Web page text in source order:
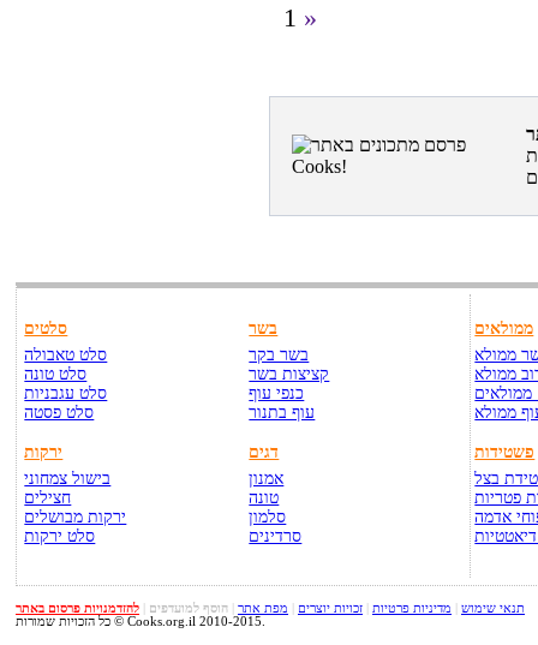
1 »
סלטים
סלט טאבולה
סלט טונה
סלט עגבניות
סלט פסטה
ירקות
בישול צמחוני
חצילים
ירקות מבושלים
סלט ירקות
בשר
בשר בקר
קציצות בשר
כנפי עוף
עוף בתנור
דגים
אמנון
טונה
סלמון
סרדינים
ממולאים
ממולא
ממולא
ממולאים
ממולא
פשטידות
בצל
פטריות
אדמה
תנאי שימוש מדיניות פרטיות זכויות יוצרים מפת אתר הוסף למועדפים
להזדמנויות פרסום באתר
כל הזכויות שמורות © Cooks.org.il 2010-2015.